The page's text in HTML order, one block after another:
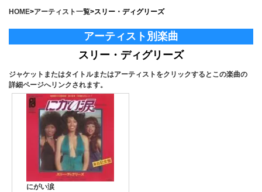
HOME>アーティスト一覧>スリー・ディグリーズ
アーティスト別楽曲
スリー・ディグリーズ
ジャケットまたはタイトルまたはアーティストをクリックするとこの楽曲の
詳細ページへリンクされます。
にがい涙